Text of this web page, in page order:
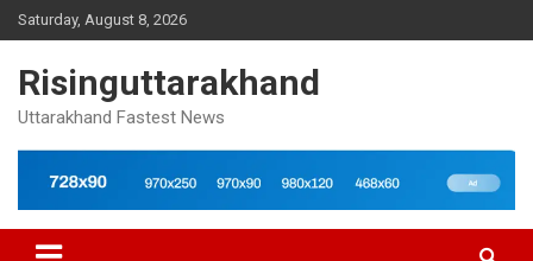
Skip
to
Saturday, August 8, 2026
Risinguttarakhand
Uttarakhand Fastest News